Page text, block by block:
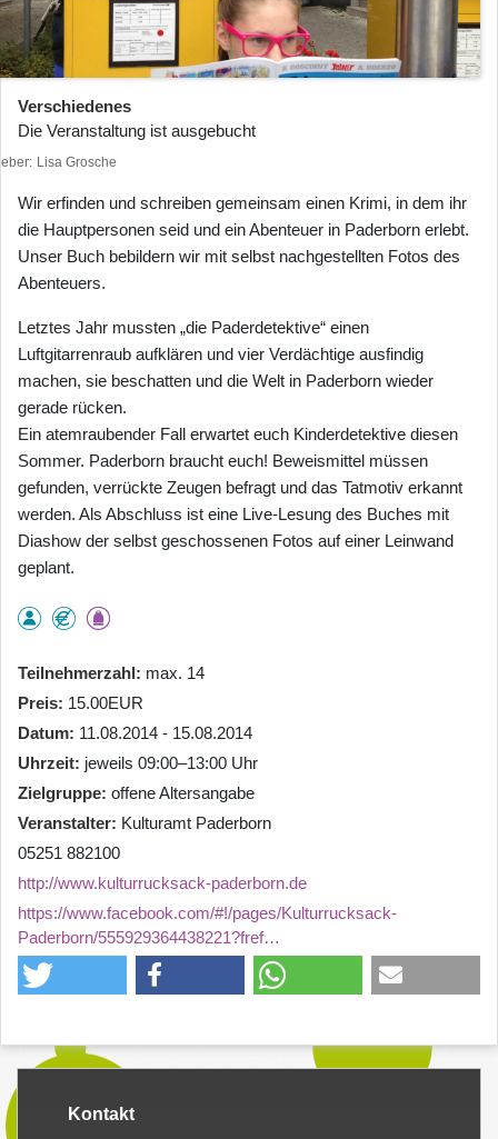
Verschiedenes
Die Veranstaltung ist ausgebucht
Lisa Grosche
Wir erfinden und schreiben gemeinsam einen Krimi, in dem ihr
die Hauptpersonen seid und ein Abenteuer in Paderborn erlebt.
Unser Buch bebildern wir mit selbst nachgestellten Fotos des
Abenteuers.
Letztes Jahr mussten „die Paderdetektive“ einen
Luftgitarrenraub aufklären und vier Verdächtige ausfindig
machen, sie beschatten und die Welt in Paderborn wieder
gerade rücken.
Ein atemraubender Fall erwartet euch Kinderdetektive diesen
Sommer. Paderborn braucht euch! Beweismittel müssen
gefunden, verrückte Zeugen befragt und das Tatmotiv erkannt
werden. Als Abschluss ist eine Live-Lesung des Buches mit
Diashow der selbst geschossenen Fotos auf einer Leinwand
geplant.
Teilnehmerzahl
max. 14
Preis 15.00EUR
Datum 11.08.2014 - 15.08.2014
Uhrzeit jeweils 09:00–13:00 Uhr
Zielgruppe offene Altersangabe
Veranstalter Kulturamt Paderborn
05251 882100
http://www.kulturrucksack-paderborn.de
https://www.facebook.com/#!/pages/Kulturrucksack-
Paderborn/555929364438221?fref…
Kontakt